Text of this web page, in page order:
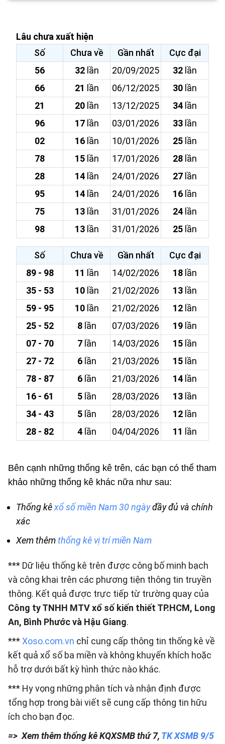
Lâu chưa xuất hiện
Số
Chưa về Gần nhất
Cực đại
56
32lần 20/09/2025 32 lần
66
21 lần 06/12/2025 30 lần
21
20lần 13/12/2025 34 lần
96
17lần 03/01/2026 33 lần
02
16lần 10/01/2026 25 lần
78
15lần 17/01/2026 28 lần
28
14lần 24/01/2026 27 lần
95
14lần 24/01/2026 16 lần
75
13lần 31/01/2026 24 lần
98
13lần 31/01/2026 25 lần
Số Chưa về Gần nhất
Cực đại
89 - 98
11 lần 14/02/2026 18 lần
35 - 53
10lần 21/02/2026 13 lần
59 - 95
10lần 21/02/2026 12 lần
25 - 52
8lần 07/03/2026 19 lần
07 - 70
7lần 14/03/2026 15 lần
27 - 72
6lần 21/03/2026 15 lần
78 - 87
6lần 21/03/2026 14 lần
16 - 61
5lần 28/03/2026 13 lần
34 - 43
5lần 28/03/2026 12 lần
28 - 82
4lần 04/04/2026 11 lần
Bên cạnh những thống kê trên, các bạn có thể tham
khảo những thống kê khác nữa như sau:
Thống kêxổ số miền Nam 30 ngàyđầy đủ và chính
xác
Xem thêmthống kê vị trí miền Nam
*** Dữ liệu thống kê trên được công bố minh bạch
và công khai trên các phương tiện thông tin truyền
thông. Kết quả được trực tiếp từ trường quay của
Công ty TNHH MTV xổ số kiến thiết TP.HCM, Long
An, Bình Phước và Hậu Giang.
***Xoso.com.vn chỉ cung cấp thông tin thống kê về
kết quả xổ số ba miền và không khuyến khích hoặc
hỗ trợ dưới bất kỳ hình thức nào khác.
*** Hy vọng những phân tích và nhận định được
tổng hợp trong bài viết sẽ cung cấp thông tin hữu
ích cho bạn đọc.
=> Xem thêm thống kê KQXSMB thứ 7, TK XSMB 9/5